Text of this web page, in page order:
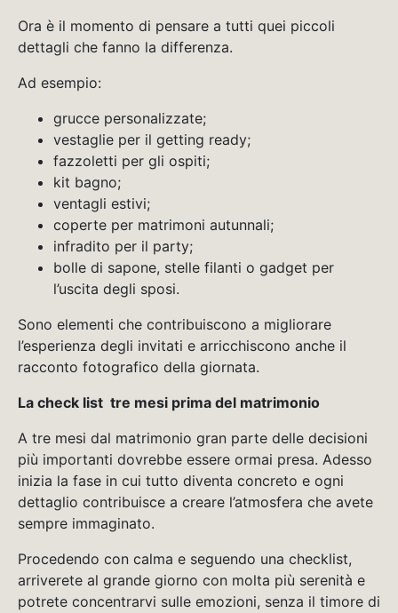
Ora è il momento di pensare a tutti quei piccoli
dettagli che fanno la differenza.
Ad esempio:
grucce personalizzate;
vestaglie per il getting ready;
fazzoletti per gli ospiti;
kit bagno;
ventagli estivi;
coperte per matrimoni autunnali;
infradito per il party;
bolle di sapone, stelle filanti o gadget per
l’uscita degli sposi.
Sono elementi che contribuiscono a migliorare
l’esperienza degli invitati e arricchiscono anche il
racconto fotografico della giornata.
La check list tre mesi prima del matrimonio
A tre mesi dal matrimonio gran parte delle decisioni
più importanti dovrebbe essere ormai presa. Adesso
inizia la fase in cui tutto diventa concreto e ogni
dettaglio contribuisce a creare l’atmosfera che avete
sempre immaginato.
Procedendo con calma e seguendo una checklist,
arriverete al grande giorno con molta più serenità e
potrete concentrarvi sulle emozioni, senza il timore di